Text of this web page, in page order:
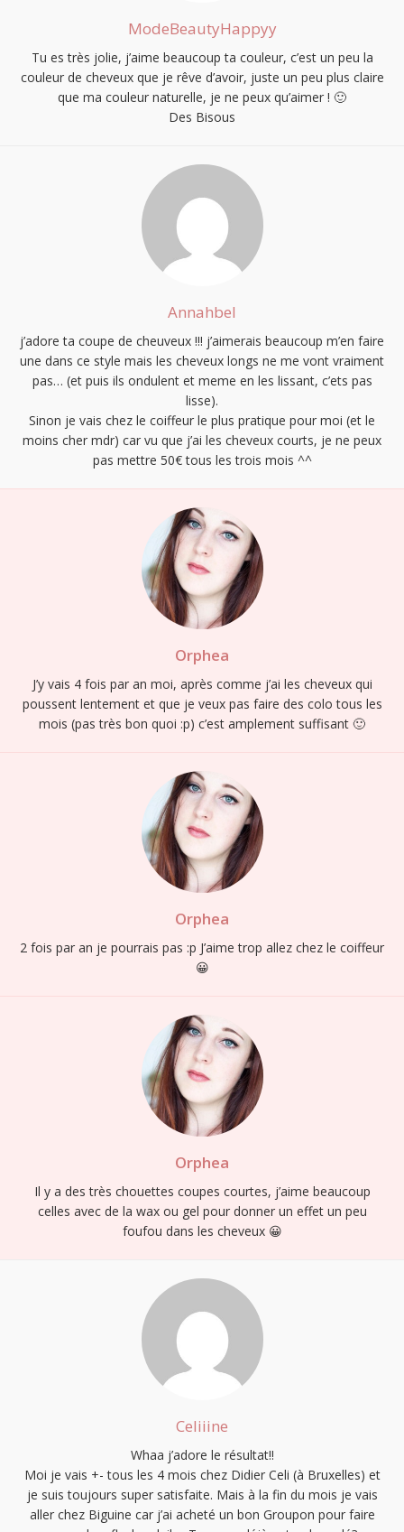
S'INSCRIRE
ModeBeautyHappyy
Tu es très jolie, j’aime beaucoup ta couleur, c’est un peu la
couleur de cheveux que je rêve d’avoir, juste un peu plus claire
que ma couleur naturelle, je ne peux qu’aimer ! 🙂
Des Bisous
Annahbel
j’adore ta coupe de cheuveux !!! j’aimerais beaucoup m’en faire
une dans ce style mais les cheveux longs ne me vont vraiment
pas… (et puis ils ondulent et meme en les lissant, c’ets pas
lisse).
Sinon je vais chez le coiffeur le plus pratique pour moi (et le
moins cher mdr) car vu que j’ai les cheveux courts, je ne peux
pas mettre 50€ tous les trois mois ^^
Orphea
J’y vais 4 fois par an moi, après comme j’ai les cheveux qui
poussent lentement et que je veux pas faire des colo tous les
mois (pas très bon quoi :p) c’est amplement suffisant 🙂
Orphea
2 fois par an je pourrais pas :p J’aime trop allez chez le coiffeur
😀
Orphea
Il y a des très chouettes coupes courtes, j’aime beaucoup
celles avec de la wax ou gel pour donner un effet un peu
foufou dans les cheveux 😀
Celiiine
Whaa j’adore le résultat!!
Moi je vais +- tous les 4 mois chez Didier Celi (à Bruxelles) et
je suis toujours super satisfaite. Mais à la fin du mois je vais
aller chez Biguine car j’ai acheté un bon Groupon pour faire